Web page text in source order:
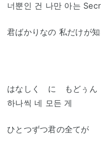
너뿐인 건 나만 아는
君ばかりなの 私だけが
はなしく に もどぅ
하나씩 네 모든 게
ひとつずつ君の全てが